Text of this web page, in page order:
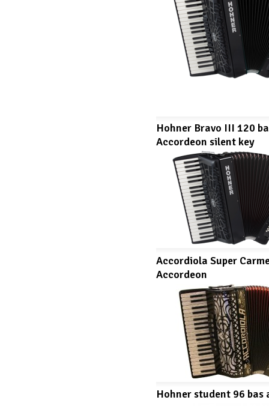
Hohner Bravo III 120
Accordeon silent key
Accordiola Super
Accordeon
Hohner student 96 bas